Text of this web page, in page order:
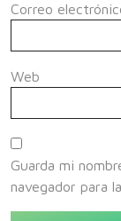
Correo
Web
Guarda mi
navegador para